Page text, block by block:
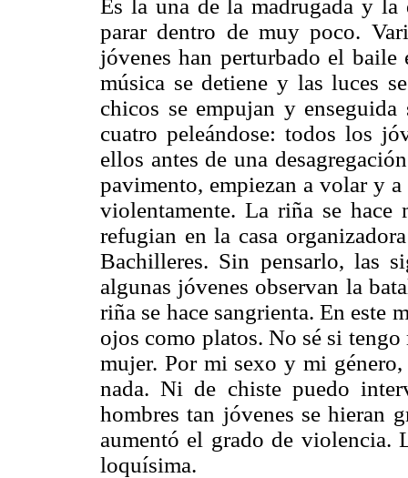
Es la una de la madrugada y la
parar dentro de muy poco.
jóvenes han perturbado el baile
música se detiene y las luces
chicos se empujan y
cuatro peleándose: todos los
ellos antes de una
pavimento, empiezan a volar y
violentamente. La riña se hace
refugian en la casa
Bachilleres. Sin pensarlo, las
algunas jóvenes observan la
riña se hace sangrienta. En este
ojos como platos. No sé si
mujer. Por mi sexo y mi
nada. Ni de chiste puedo
hombres tan jóvenes se hieran
aumentó el grado de violencia.
loquísima.